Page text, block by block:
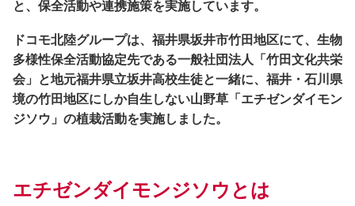
と、保全活動や連携施策を実施しています。
ドコモ北陸グループは、福井県坂井市竹田地区にて、生物
多様性保全活動協定先である一般社団法人「竹田文化共栄
会」と地元福井県立坂井高校生徒と一緒に、福井・石川県
境の竹田地区にしか自生しない山野草「エチゼンダイモン
ジソウ」の植栽活動を実施しました。
エチゼンダイモンジソウとは